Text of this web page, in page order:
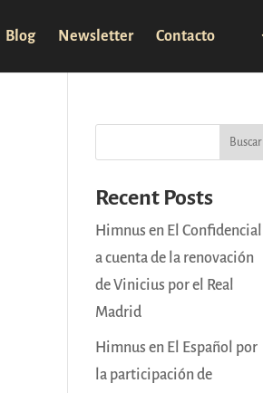
Blog Newsletter Contacto
Buscar
Recent Posts
Himnus en El Confidencial
a cuenta de la renovación
de Vinicius por el Real
Madrid
Himnus en El Español por
la participación de